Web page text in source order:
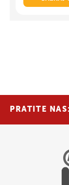
PRATITE NAS: